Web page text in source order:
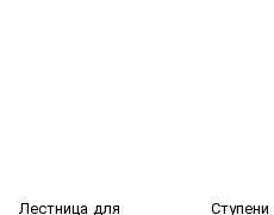
Лестница для